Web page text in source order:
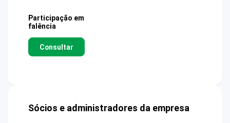
Participação em
falência
Consultar
Sócios e administradores da empresa